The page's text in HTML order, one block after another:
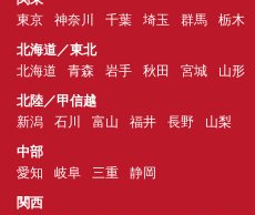
東京
神奈川 千葉 埼玉 群馬 栃木
北海道／東北
北海道
青森 岩手 秋田 宮城 山形
北陸／甲信越
新潟
石川 富山 福井 長野
山梨
中部
愛知
岐阜 三重
静岡
関西